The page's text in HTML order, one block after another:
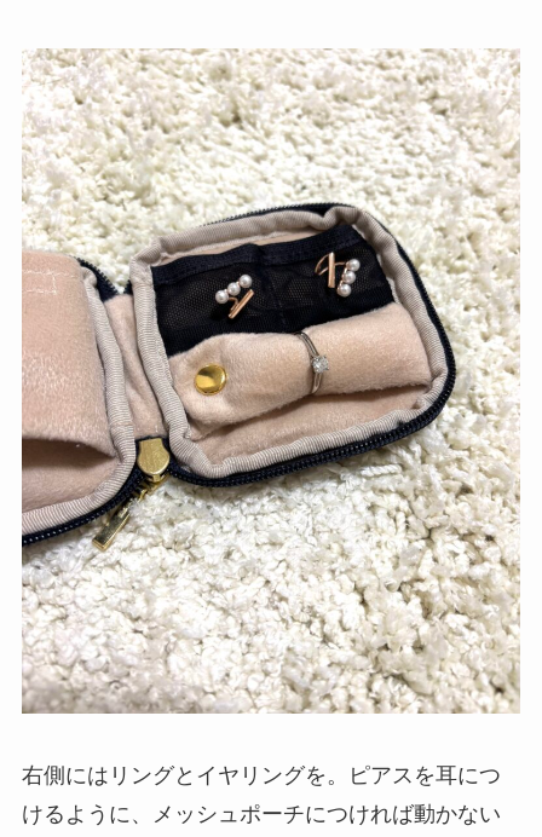
右側にはリングとイヤリングを。ピアスを耳につ
けるように、メッシュポーチにつければ動かない